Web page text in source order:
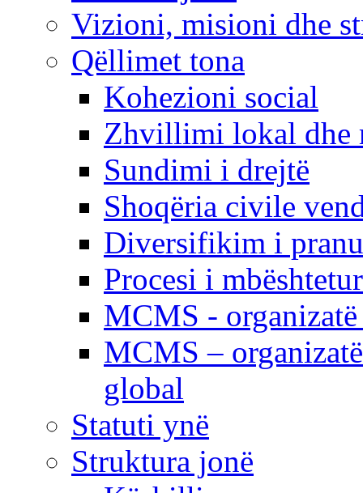
Vizioni, misioni dhe
Qëllimet tona
Kohezioni social
Zhvillimi lokal dhe
Sundimi i drejtë
Shoqëria civile
Diversifikim i
Procesi i
MCMS -
MCMS –
global
Statuti ynë
Struktura jonë